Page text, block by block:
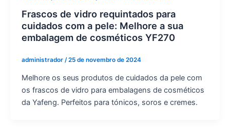
Frascos de vidro requintados para
cuidados com a pele: Melhore a sua
embalagem de cosméticos YF270
administrador /25 de novembro de 2024
Melhore os seus produtos de cuidados da pele com
os frascos de vidro para embalagens de cosméticos
da Yafeng. Perfeitos para tónicos, soros e cremes.